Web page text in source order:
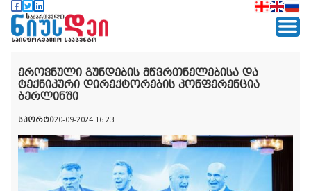
ეროვნული გუნდების მწვრთნელებისა და
ტექნიკური დირექტორების კონფერენცია
ბერლინში
სპორტი20-09-2024 16:23